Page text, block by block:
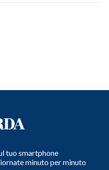
tuo smartphone
minuto per minuto